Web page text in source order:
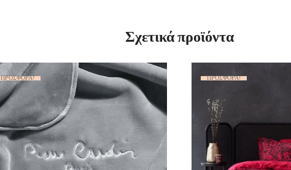
Σχετικά προϊόντα
ΠΡΟΣΦΟΡΆ! ΠΡΟΣΦΟΡΆ!